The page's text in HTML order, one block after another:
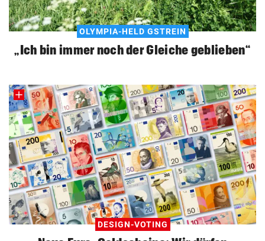
OLYMPIA-HELD GSTREIN
„Ich bin immer noch der Gleiche geblieben“
DESIGN-VOTING